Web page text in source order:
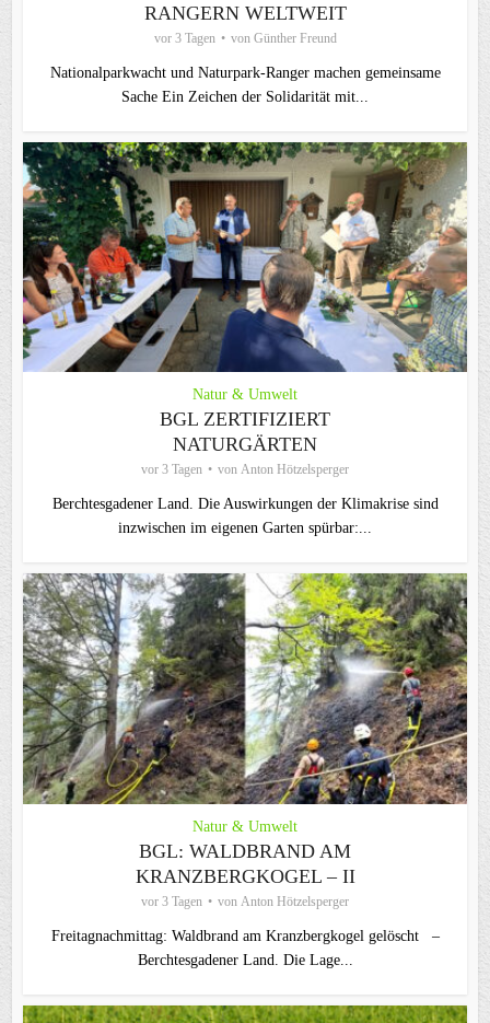
RANGERN WELTWEIT
vor 3 Tagen von Günther Freund
Nationalparkwacht und Naturpark-Ranger machen gemeinsame
Sache Ein Zeichen der Solidarität mit...
Natur & Umwelt
BGL ZERTIFIZIERT
NATURGÄRTEN
vor 3 Tagen von Anton Hötzelsperger
Berchtesgadener Land. Die Auswirkungen der Klimakrise sind
inzwischen im eigenen Garten spürbar:...
Natur & Umwelt
BGL: WALDBRAND AM
KRANZBERGKOGEL – II
vor 3 Tagen von Anton Hötzelsperger
Freitagnachmittag: Waldbrand am Kranzbergkogel gelöscht –
Berchtesgadener Land. Die Lage...